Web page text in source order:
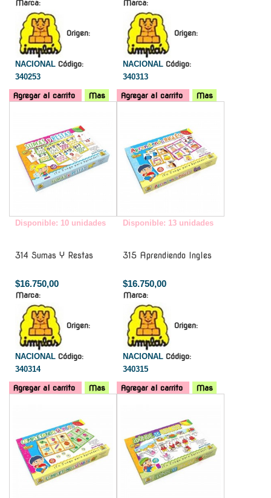
Marca:
Origen:
NACIONAL Código:
340253
Agregar al carrito Mas
Marca:
Origen:
NACIONAL Código:
340313
Agregar al carrito
Mas
Disponible: 10 unidades
314 Sumas Y Restas
$16.750,00
Marca:
Origen:
NACIONAL Código:
340314
Agregar al carrito Mas
Disponible: 13 unidades
315 Aprendiendo Ingles
$16.750,00
Marca:
Origen:
NACIONAL Código:
340315
Agregar al carrito
Mas